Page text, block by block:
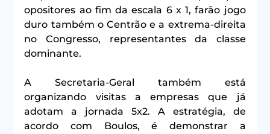
opositores ao fim da escala 6 x 1, farão jogo
duro também o Centrão e a extrema-direita
no Congresso, representantes da classe
dominante.
A Secretaria-Geral também está
organizando visitas a empresas que já
adotam a jornada 5x2. A estratégia, de
acordo com Boulos, é demonstrar a